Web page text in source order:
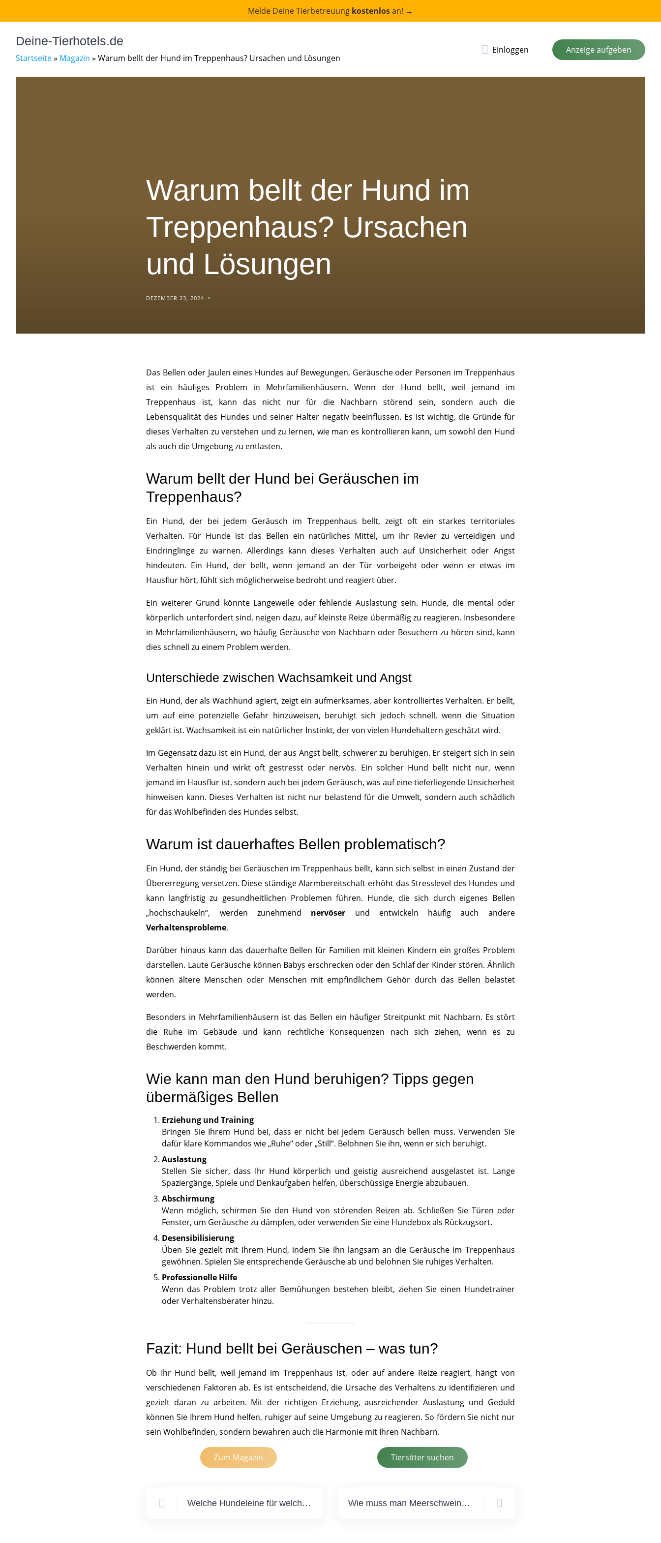
Melde Deine Tierbetreuung kostenlosan! →
Deine-Tierhotels.de
Startseite» Magazin » Warum bellt der Hund im Treppenhaus? Ursachen und Lösungen
Einloggen Anzeige aufgeben
Warum bellt der Hund im
Treppenhaus? Ursachen
und Lösungen
DEZEMBER 23, 2024
Das Bellen oder Jaulen eines Hundes auf Bewegungen, Geräusche oder Personen im Treppenhaus
ist ein häufiges Problem in Mehrfamilienhäusern. Wenn der Hund bellt, weil jemand im
Treppenhaus ist, kann das nicht nur für die Nachbarn störend sein, sondern auch die
Lebensqualität des Hundes und seiner Halter negativ beeinflussen. Es ist wichtig, die Gründe für
dieses Verhalten zu verstehen und zu lernen, wie man es kontrollieren kann, um sowohl den Hund
als auch die Umgebung zu entlasten.
Warum bellt der Hund bei Geräuschen im
Treppenhaus?
Ein Hund, der bei jedem Geräusch im Treppenhaus bellt, zeigt oft ein starkes territoriales
Verhalten. Für Hunde ist das Bellen ein natürliches Mittel, um ihr Revier zu verteidigen und
Eindringlinge zu warnen. Allerdings kann dieses Verhalten auch auf Unsicherheit oder Angst
hindeuten. Ein Hund, der bellt, wenn jemand an der Tür vorbeigeht oder wenn er etwas im
Hausflur hört, fühlt sich möglicherweise bedroht und reagiert über.
Ein weiterer Grund könnte Langeweile oder fehlende Auslastung sein. Hunde, die mental oder
körperlich unterfordert sind, neigen dazu, auf kleinste Reize übermäßig zu reagieren. Insbesondere
in Mehrfamilienhäusern, wo häufig Geräusche von Nachbarn oder Besuchern zu hören sind, kann
dies schnell zu einem Problem werden.
Unterschiede zwischen Wachsamkeit und Angst
Ein Hund, der als Wachhund agiert, zeigt ein aufmerksames, aber kontrolliertes Verhalten. Er bellt,
um auf eine potenzielle Gefahr hinzuweisen, beruhigt sich jedoch schnell, wenn die Situation
geklärt ist. Wachsamkeit ist ein natürlicher Instinkt, der von vielen Hundehaltern geschätzt wird.
Im Gegensatz dazu ist ein Hund, der aus Angst bellt, schwerer zu beruhigen. Er steigert sich in sein
Verhalten hinein und wirkt oft gestresst oder nervös. Ein solcher Hund bellt nicht nur, wenn
jemand im Hausflur ist, sondern auch bei jedem Geräusch, was auf eine tieferliegende Unsicherheit
hinweisen kann. Dieses Verhalten ist nicht nur belastend für die Umwelt, sondern auch schädlich
für das Wohlbefinden des Hundes selbst.
Warum ist dauerhaftes Bellen problematisch?
Ein Hund, der ständig bei Geräuschen im Treppenhaus bellt, kann sich selbst in einen Zustand der
Übererregung versetzen. Diese ständige Alarmbereitschaft erhöht das Stresslevel des Hundes und
kann langfristig zu gesundheitlichen Problemen führen. Hunde, die sich durch eigenes Bellen
„hochschaukeln“, werden zunehmend nervöser und entwickeln häufig auch andere
Verhaltensprobleme.
Darüber hinaus kann das dauerhafte Bellen für Familien mit kleinen Kindern ein großes Problem
darstellen. Laute Geräusche können Babys erschrecken oder den Schlaf der Kinder stören. Ähnlich
können ältere Menschen oder Menschen mit empfindlichem Gehör durch das Bellen belastet
werden.
Besonders in Mehrfamilienhäusern ist das Bellen ein häufiger Streitpunkt mit Nachbarn. Es stört
die Ruhe im Gebäude und kann rechtliche Konsequenzen nach sich ziehen, wenn es zu
Beschwerden kommt.
Wie kann man den Hund beruhigen? Tipps gegen
übermäßiges Bellen
Erziehung und Training
Bringen Sie Ihrem Hund bei, dass er nicht bei jedem Geräusch bellen muss. Verwenden Sie
dafür klare Kommandos wie „Ruhe“ oder „Still“. Belohnen Sie ihn, wenn er sich beruhigt.
Auslastung
Stellen Sie sicher, dass Ihr Hund körperlich und geistig ausreichend ausgelastet ist. Lange
Spaziergänge, Spiele und Denkaufgaben helfen, überschüssige Energie abzubauen.
Abschirmung
Wenn möglich, schirmen Sie den Hund von störenden Reizen ab. Schließen Sie Türen oder
Fenster, um Geräusche zu dämpfen, oder verwenden Sie eine Hundebox als Rückzugsort.
Desensibilisierung
Üben Sie gezielt mit Ihrem Hund, indem Sie ihn langsam an die Geräusche im Treppenhaus
gewöhnen. Spielen Sie entsprechende Geräusche ab und belohnen Sie ruhiges Verhalten.
Professionelle Hilfe
Wenn das Problem trotz aller Bemühungen bestehen bleibt, ziehen Sie einen Hundetrainer
oder Verhaltensberater hinzu.
Fazit: Hund bellt bei Geräuschen – was tun?
Ob Ihr Hund bellt, weil jemand im Treppenhaus ist, oder auf andere Reize reagiert, hängt von
verschiedenen Faktoren ab. Es ist entscheidend, die Ursache des Verhaltens zu identifizieren und
gezielt daran zu arbeiten. Mit der richtigen Erziehung, ausreichender Auslastung und Geduld
können Sie Ihrem Hund helfen, ruhiger auf seine Umgebung zu reagieren. So fördern Sie nicht nur
sein Wohlbefinden, sondern bewahren auch die Harmonie mit Ihren Nachbarn.
Zum Magazin Tiersitter suchen
Welche Hundeleine für welchen Hund? Die richtige Wahl für Spaziergänge Wie muss man Meerschweinchen richtig pflegen?